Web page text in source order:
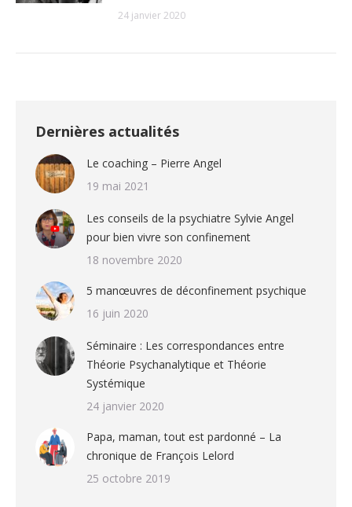
24 janvier 2020
Dernières actualités
Le coaching – Pierre Angel
19 mai 2021
Les conseils de la psychiatre Sylvie Angel
pour bien vivre son confinement
18 novembre 2020
5 manœuvres de déconfinement psychique
16 juin 2020
Séminaire : Les correspondances entre
Théorie Psychanalytique et Théorie
Systémique
24 janvier 2020
Papa, maman, tout est pardonné – La
chronique de François Lelord
25 octobre 2019